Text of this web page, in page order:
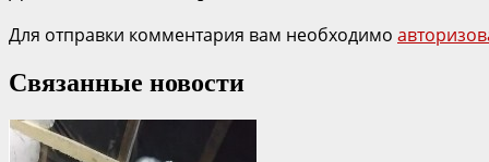
Для отправки комментария вам необходимо
Связанные новости